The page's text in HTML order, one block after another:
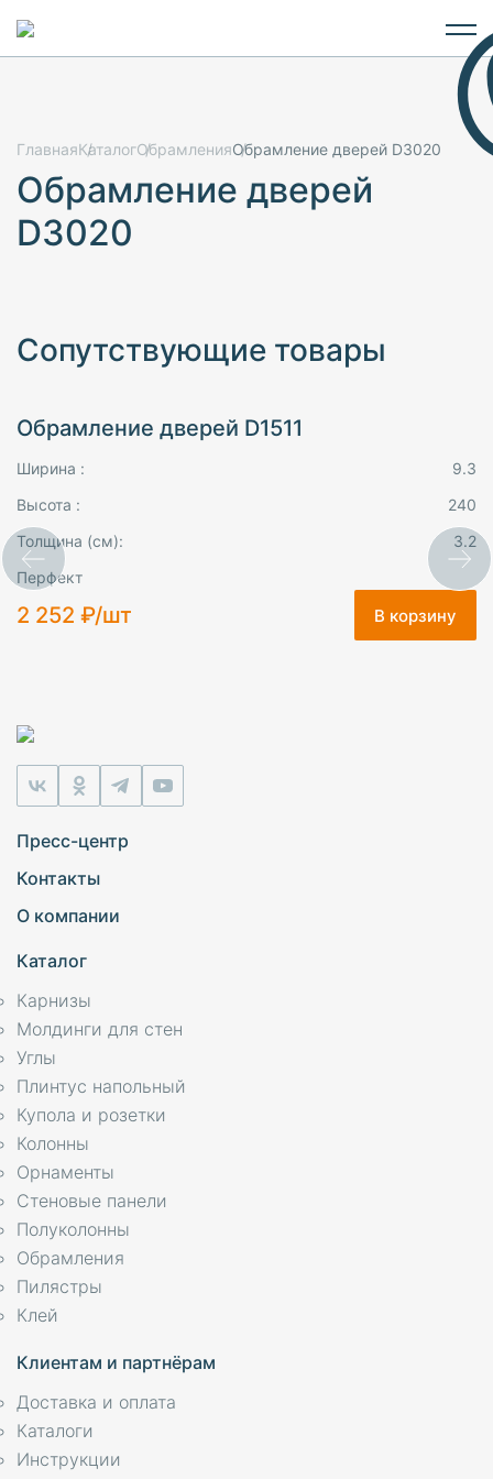
ГлавнаяКаталогОбрамленияОбрамление дверей D3020
Обрамление дверей
D3020
Сопутствующие товары
Обрамление дверей D1511
Ширина :
9.3
Высота :
240
Толщина (см):
3.2
Перфект
2 252 ₽/шт В корзину
Пресс-центр
Контакты
О компании
Каталог
Карнизы
Молдинги для стен
Углы
Плинтус напольный
Купола и розетки
Колонны
Орнаменты
Стеновые панели
Полуколонны
Обрамления
Пилястры
Клей
Клиентам и партнёрам
Доставка и оплата
Каталоги
Инструкции